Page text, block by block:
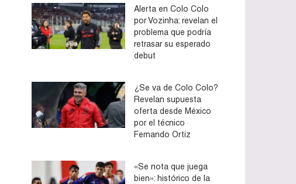
Alerta en Colo Colo
por Vozinha: revelan el
problema que podría
retrasar su esperado
debut
¿Se va de Colo Colo?
Revelan supuesta
oferta desde México
por el técnico
Fernando Ortiz
«Se nota que juega
bien»: histórico de la